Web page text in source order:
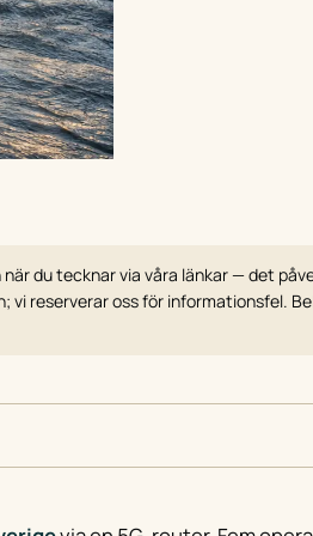
du tecknar via våra länkar — det
reserverar oss för informationsfel.